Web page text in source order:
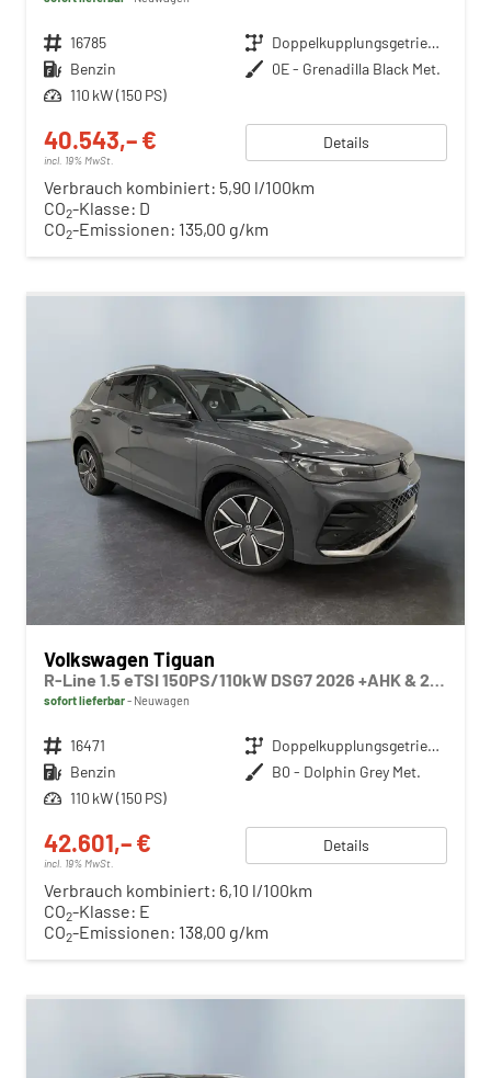
Fahrzeugnr. 16785 Getriebe
Doppelkupplungsgetriebe (DSG)
Kraftstoff Benzin Außenfarbe 0E - Grenadilla Black Met.
Leistung 110 kW (150 PS)
40.543,– €
incl. 19% MwSt.
Details
Verbrauch kombiniert: 5,90 l/100km
CO2-Klasse: D
CO2-Emissionen: 135,00 g/km
Volkswagen Tiguan
R-Line 1.5 eTSI 150PS/110kW DSG7 2026 +AHK & 20-Zoll ALU "Leeds"
sofort lieferbar Neuwagen
Fahrzeugnr. 16471 Getriebe
Doppelkupplungsgetriebe (DSG)
Kraftstoff Benzin Außenfarbe B0 - Dolphin Grey Met.
Leistung 110 kW (150 PS)
42.601,– €
incl. 19% MwSt.
Details
Verbrauch kombiniert: 6,10 l/100km
CO2-Klasse: E
CO2-Emissionen: 138,00 g/km